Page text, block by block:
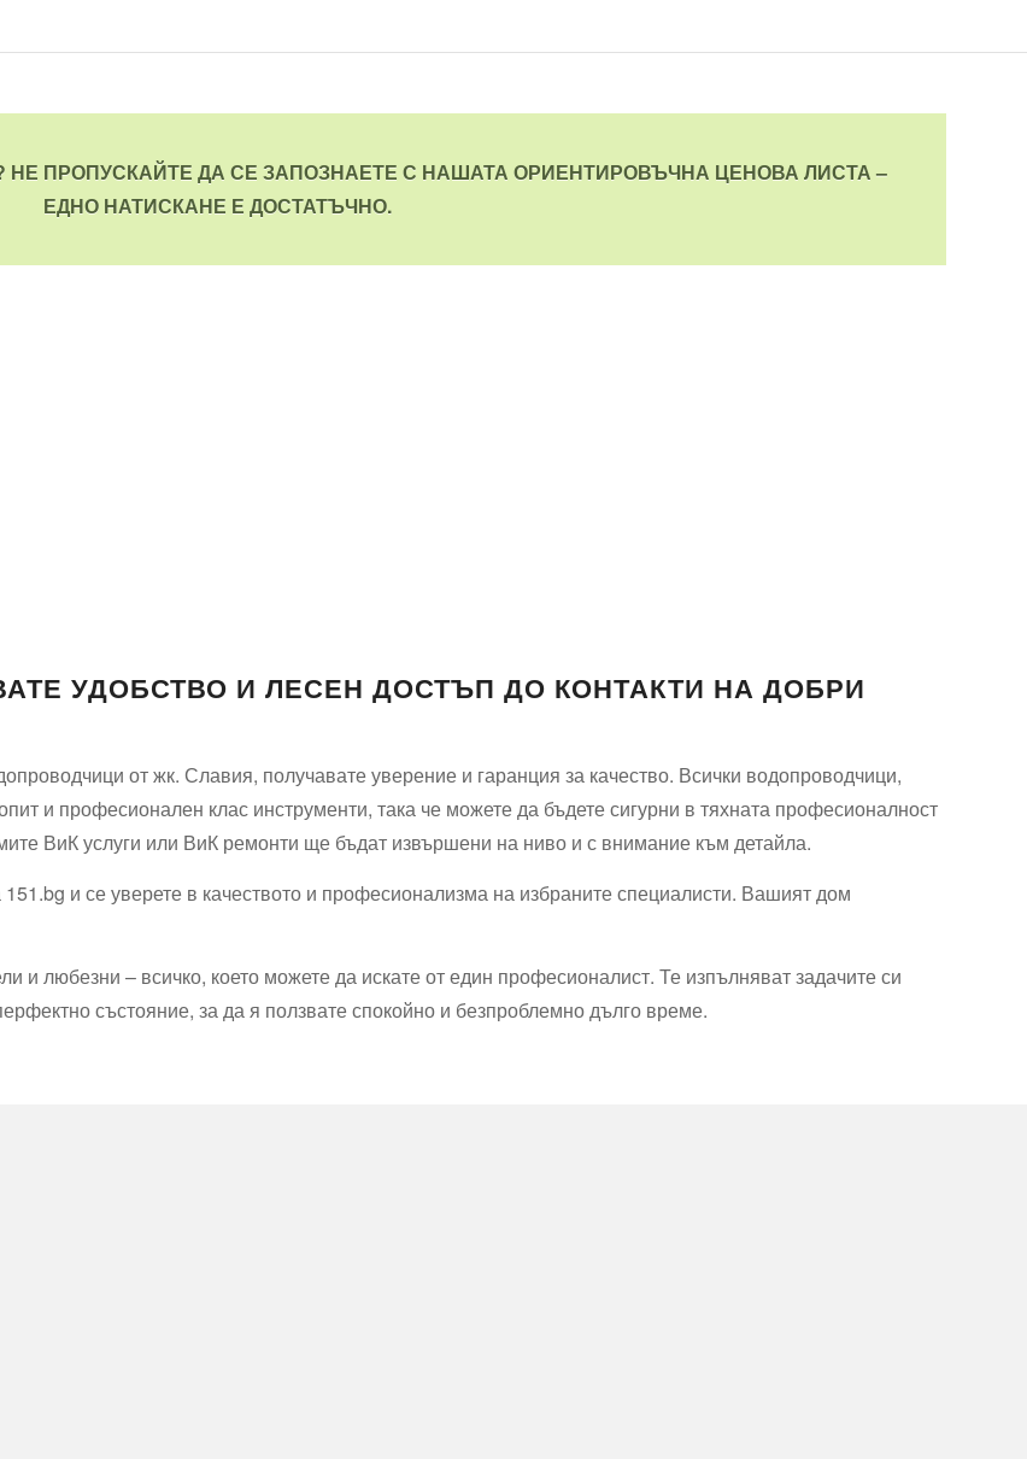
НЕ ПРОПУСКАЙТЕ ДА СЕ ЗАПОЗНАЕТЕ С НАШАТА ОРИЕНТИРОВЪЧНА ЦЕНОВА ЛИСТА –
ЕДНО НАТИСКАНЕ Е ДОСТАТЪЧНО.
УДОБСТВО И ЛЕСЕН ДОСТЪП ДО КОНТАКТИ НА ДОБРИ
от жк. Славия, получавате уверение и гаранция за качество. Всички водопроводчици,
и професионален клас инструменти, така че можете да бъдете сигурни в тяхната професионалност
ВиК услуги или ВиК ремонти ще бъдат извършени на ниво и с внимание към детайла.
и се уверете в качеството и професионализма на избраните специалисти. Вашият дом
любезни – всичко, което можете да искате от един професионалист. Те изпълняват задачите си
състояние, за да я ползвате спокойно и безпроблемно дълго време.